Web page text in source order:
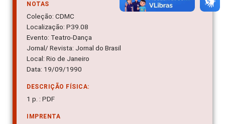
NOTAS
Coleção: CDMC
Localização: P39.08
Evento: Teatro-Dança
Jornal/ Revista: Jornal do Brasil
Local: Rio de Janeiro
Data: 19/09/1990
DESCRIÇÃO FÍSICA:
1 p. : PDF
IMPRENTA